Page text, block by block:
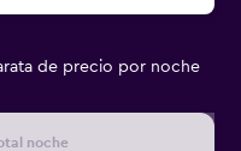
de precio por noche
noche